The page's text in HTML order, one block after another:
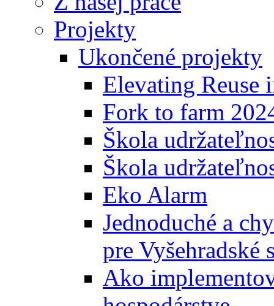
Projekty
Ukončené projekty
Elevating Reuse
Fork to farm
Škola
Škola
Eko Alarm
Jednoduché a
pre Vyšehradské
Ako